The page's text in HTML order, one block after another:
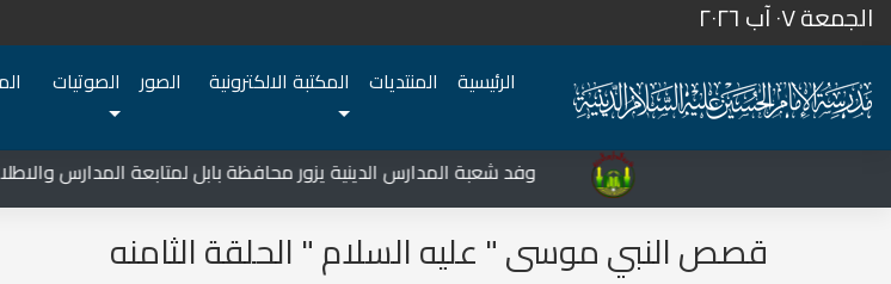
الجمعة ٠٧ آب ٢٠٢٦
الرئيسية المنتديات المكتبة الالكترونية الصور الصوتيات
وفد شعبة المدارس الدينية يزور محافظة بابل لمتابعة المدارس
قصص النبي موسى " عليه السلام " الحلقة الثامنه